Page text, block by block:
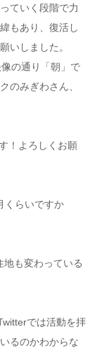
ていく段階で力
もあり、復活し
いしました。
の通り「朝」で
のみぎわさん、
！よろしくお願
くらいですか
も変わっている
では活動を拝
るのかわからな